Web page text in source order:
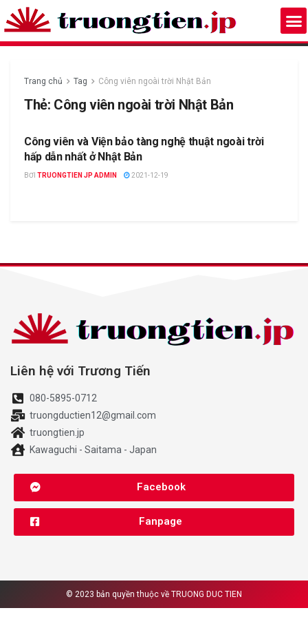
Trang chủ Tag Công viên ngoài trời Nhật Bản
Thẻ: Công viên ngoài trời Nhật Bản
DU LỊCH NHẬT BẢN
Công viên và Viện bảo tàng nghệ thuật ngoài trời
hấp dẫn nhất ở Nhật Bản
BƠI TRUONGTIEN JP ADMIN 2021-12-19
Liên hệ với Trương Tiến
080-5895-0712
truongductien12@gmail.com
truongtien.jp
Kawaguchi - Saitama - Japan
Facebook
Fanpage
© 2023 bản quyền thuộc về TRUONG DUC TIEN